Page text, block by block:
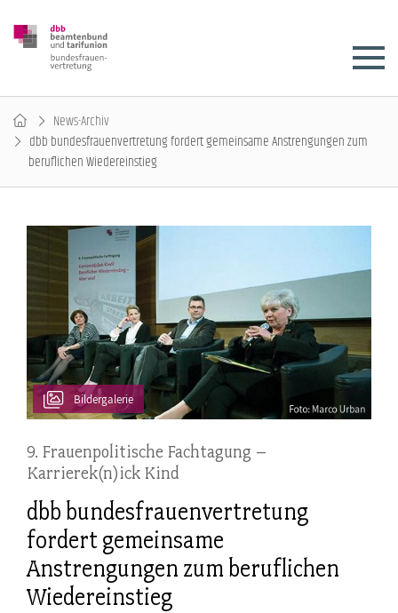
News-Archiv
dbb bundesfrauenvertretung fordert gemeinsame Anstrengungen zum
beruflichen Wiedereinstieg
Bildergalerie
9. Frauenpolitische Fachtagung –
Karrierek(n)ick Kind
dbb bundesfrauenvertretung
fordert gemeinsame
Anstrengungen zum beruflichen
Wiedereinstieg